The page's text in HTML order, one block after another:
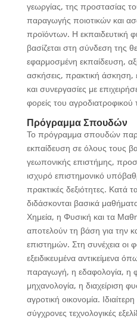
γεωργίας, της προστασίας
παραγωγής ποιοτικών και
προϊόντων. Η εκπαιδευτική
βασίζεται στη σύνδεση της
εφαρμοσμένη εκπαίδευση,
ασκήσεις, πρακτική άσκηση,
και συνεργασίες με
φορείς του αγροδιατροφικού
Πρόγραμμα Σπουδών
Το πρόγραμμα σπουδών
εκπαίδευση σε όλους τους
γεωπονικής επιστήμης,
ισχυρό επιστημονικό
πρακτικές δεξιότητες. Κατά
διδάσκονται βασικά
Χημεία, η Φυσική και τα
αποτελούν τη βάση για την
επιστημών. Στη συνέχεια οι
εξειδικευμένα αντικείμενα
παραγωγή, η εδαφολογία, η
μηχανολογία, η διαχείριση
αγροτική οικονομία.
σύγχρονες τεχνολογικές